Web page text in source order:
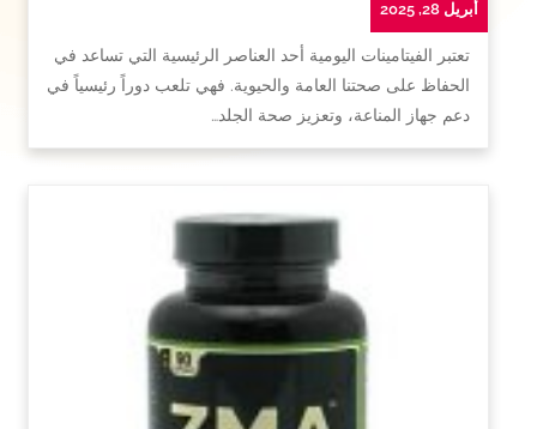
أبريل 28, 2025
تعتبر الفيتامينات اليومية أحد العناصر الرئيسية التي تساعد في
الحفاظ على صحتنا العامة والحيوية. فهي تلعب دوراً رئيسياً في
دعم جهاز المناعة، وتعزيز صحة الجلد…